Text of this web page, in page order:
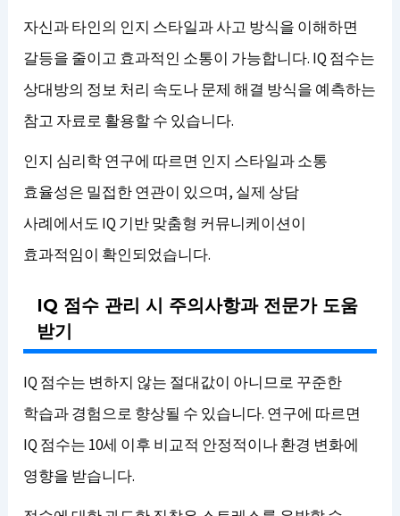
자신과 타인의 인지 스타일과 사고 방식을 이해하면
갈등을 줄이고 효과적인 소통이 가능합니다. IQ 점수는
상대방의 정보 처리 속도나 문제 해결 방식을 예측하는
참고 자료로 활용할 수 있습니다.
인지 심리학 연구에 따르면 인지 스타일과 소통
효율성은 밀접한 연관이 있으며, 실제 상담
사례에서도 IQ 기반 맞춤형 커뮤니케이션이
효과적임이 확인되었습니다.
IQ 점수 관리 시 주의사항과 전문가 도움
받기
IQ 점수는 변하지 않는 절대값이 아니므로 꾸준한
학습과 경험으로 향상될 수 있습니다. 연구에 따르면
IQ 점수는 10세 이후 비교적 안정적이나 환경 변화에
영향을 받습니다.